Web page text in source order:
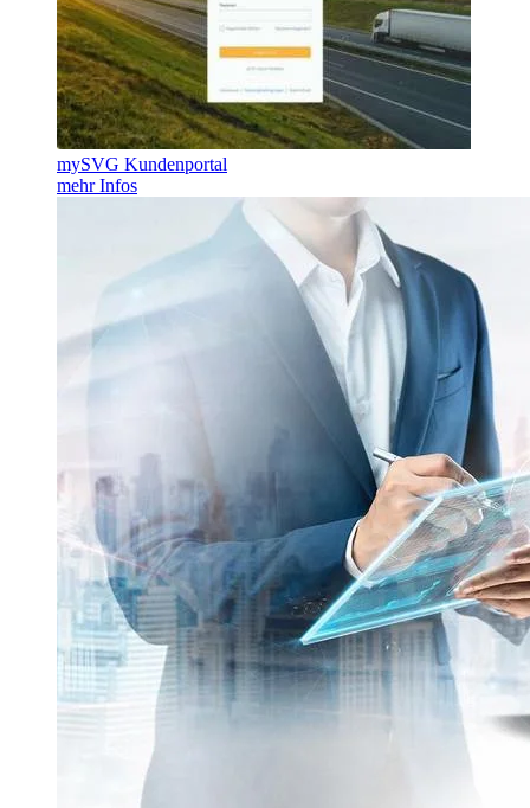
mySVG Kundenportal
mehr Infos